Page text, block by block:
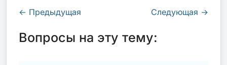
← Предыдущая Следующая →
Вопросы на эту тему: